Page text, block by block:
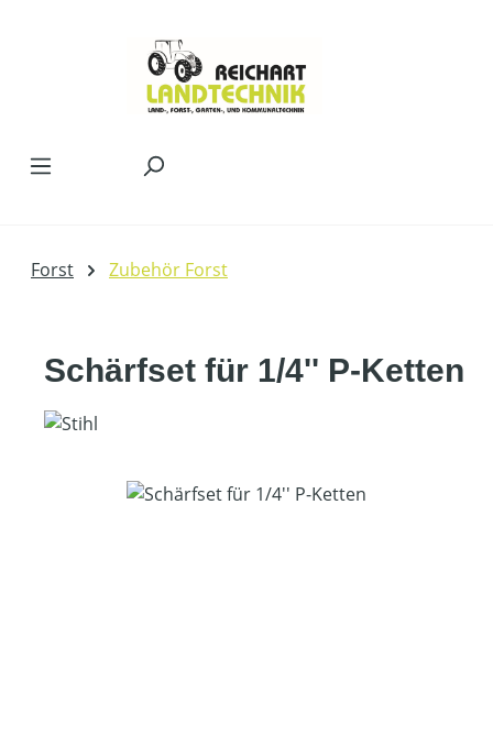
Forst Zubehör Forst
Schärfset für 1/4'' P-Ketten
Bildergalerie überspringen